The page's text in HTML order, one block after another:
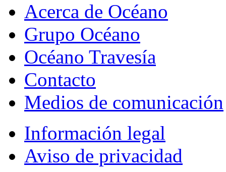
Acerca de Océano
Grupo Océano
Océano Travesía
Contacto
Medios de comunicación
Información legal
Aviso de privacidad